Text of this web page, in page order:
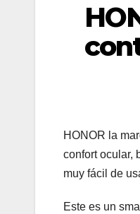
HONOR la
confort ocular,
muy fácil de
Este es un